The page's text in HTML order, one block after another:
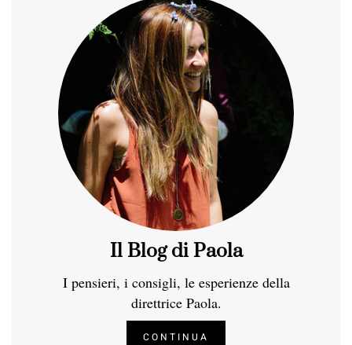
Il Blog di Paola
I pensieri, i consigli, le esperienze della
direttrice Paola.
CONTINUA